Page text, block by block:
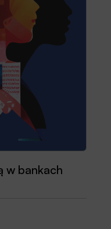
w bankach
2025